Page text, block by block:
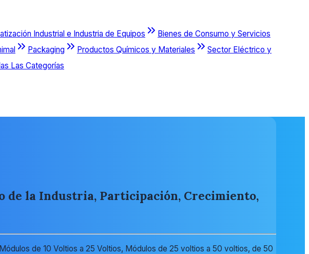
Industrial e Industria de Equipos
Bienes de Consumo y Servicios
Packaging Productos Químicos y Materiales
Sector Eléctrico y
Las Categorías
de la Industria, Participación, Crecimiento,
de 10 Voltios a 25 Voltios, Módulos de 25 voltios a 50 voltios, de 50